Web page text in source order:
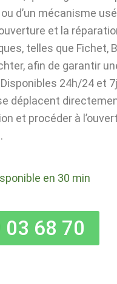
ou d’un mécanisme
et la
telles que Fichet,
afin de garantir
24h/24 et
déplacent
et procéder à
en 30 min
03 68 70